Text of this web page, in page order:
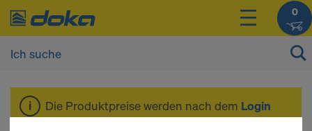
0
Die Produktpreise werden nach dem Login
angezeigt.